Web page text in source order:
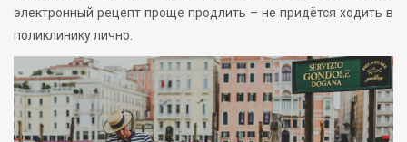
электронный рецепт проще продлить – не придётся ходить в
поликлинику лично.